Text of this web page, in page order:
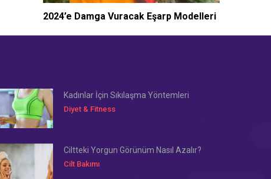
2024’e Damga Vuracak Eşarp Modelleri
Kadınlar İçin Sıkılaşma Yöntemleri
Diyet & Fitness
Ciltteki Yorgun Görünüm Nasıl Azalır?
Cilt Bakımı